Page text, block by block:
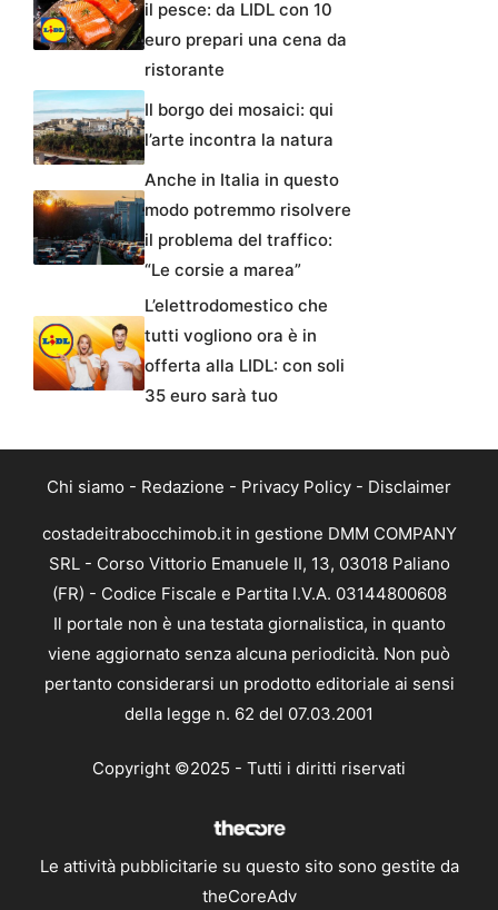
il pesce: da LIDL con 10
euro prepari una cena da
ristorante
Il borgo dei mosaici: qui
l’arte incontra la natura
Anche in Italia in questo
modo potremmo risolvere
il problema del traffico:
“Le corsie a marea”
L’elettrodomestico che
tutti vogliono ora è in
offerta alla LIDL: con soli
35 euro sarà tuo
Chi siamo - Redazione - Privacy Policy - Disclaimer
costadeitrabocchimob.it in gestione DMM COMPANY
SRL - Corso Vittorio Emanuele II, 13, 03018 Paliano
(FR) - Codice Fiscale e Partita I.V.A. 03144800608
Il portale non è una testata giornalistica, in quanto
viene aggiornato senza alcuna periodicità. Non può
pertanto considerarsi un prodotto editoriale ai sensi
della legge n. 62 del 07.03.2001
Copyright ©2025 - Tutti i diritti riservati
Le attività pubblicitarie su questo sito sono gestite da
theCoreAdv